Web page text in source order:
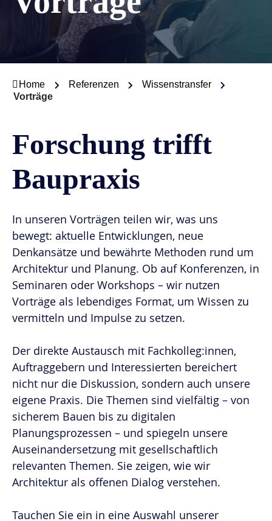
Home Referenzen
Wissenstransfer
Vorträge
Forschung trifft
Baupraxis
In unseren Vorträgen teilen wir, was uns
bewegt: aktuelle Entwicklungen, neue
Denkansätze und bewährte Methoden rund um
Architektur und Planung. Ob auf Konferenzen, in
Seminaren oder Workshops – wir nutzen
Vorträge als lebendiges Format, um Wissen zu
vermitteln und Impulse zu setzen.
Der direkte Austausch mit Fachkolleg:innen,
Auftraggebern und Interessierten bereichert
nicht nur die Diskussion, sondern auch unsere
eigene Praxis. Die Themen sind vielfältig – von
sicherem Bauen bis zu digitalen
Planungsprozessen – und spiegeln unsere
Auseinandersetzung mit gesellschaftlich
relevanten Themen. Sie zeigen, wie wir
Architektur als offenen Dialog verstehen.
Tauchen Sie ein in eine Auswahl unserer